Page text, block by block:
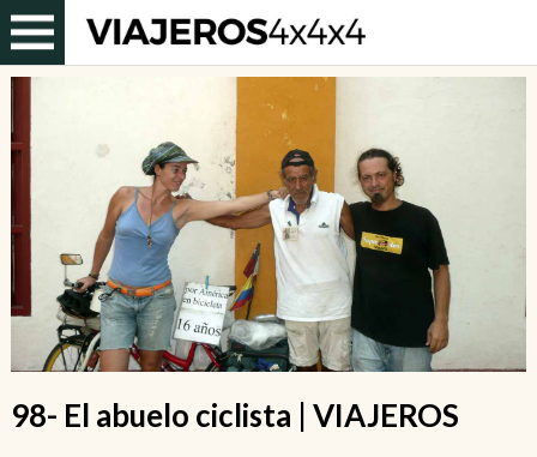
98- El abuelo ciclista | VIAJEROS